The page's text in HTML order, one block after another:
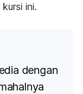
ini.
dengan